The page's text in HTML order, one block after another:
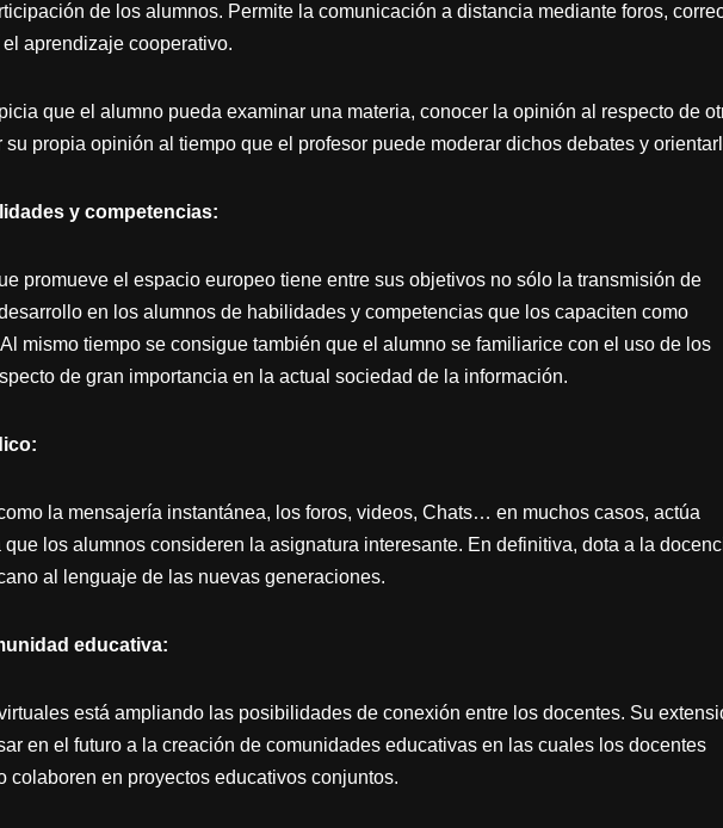
de los alumnos. Permite la comunicación a distancia mediante foros,
aprendizaje cooperativo.
que el alumno pueda examinar una materia, conocer la opinión al respecto de
propia opinión al tiempo que el profesor puede moderar dichos debates y
y competencias:
promueve el espacio europeo tiene entre sus objetivos no sólo la transmisión de
en los alumnos de habilidades y competencias que los capaciten como
mismo tiempo se consigue también que el alumno se familiarice con el uso de los
de gran importancia en la actual sociedad de la información.
la mensajería instantánea, los foros, videos, Chats… en muchos casos, actúa
los alumnos consideren la asignatura interesante. En definitiva, dota a la
al lenguaje de las nuevas generaciones.
educativa:
está ampliando las posibilidades de conexión entre los docentes. Su
en el futuro a la creación de comunidades educativas en las cuales los docentes
colaboren en proyectos educativos conjuntos.